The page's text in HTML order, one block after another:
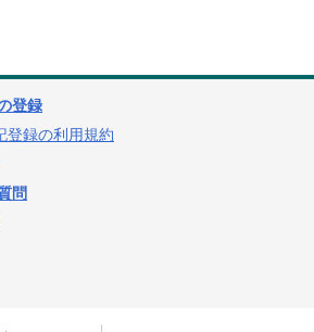
登録
登録の利用規約
問